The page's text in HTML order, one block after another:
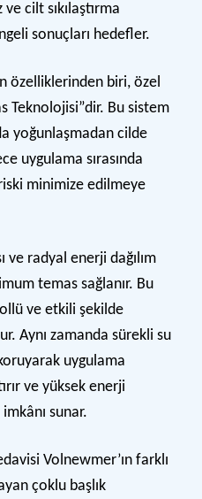
cilt sıkılaştırma
sonuçları hedefler.
özelliklerinden biri, özel
Teknolojisi”dir. Bu sistem
yoğunlaşmadan cilde
uygulama sırasında
minimize edilmeye
ve radyal enerji dağılım
temas sağlanır. Bu
ve etkili şekilde
Aynı zamanda sürekli su
uygulama
ve yüksek enerji
sunar.
Volnewmer’ın farklı
çoklu başlık